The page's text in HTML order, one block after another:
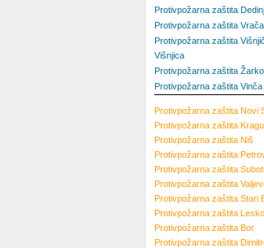
Protivpožarna zaštita
Protivpožarna zaštita
Protivpožarna zaštita
Višnjica
Protivpožarna zaštita
Protivpožarna zaštita Vinča
Protivpožarna zaštita Novi
Protivpožarna zaštita
Protivpožarna zaštita Niš
Protivpožarna zaštita
Protivpožarna zaštita
Protivpožarna zaštita
Protivpožarna zaštita Stari
Protivpožarna zaštita
Protivpožarna zaštita Bor
Protivpožarna zaštita